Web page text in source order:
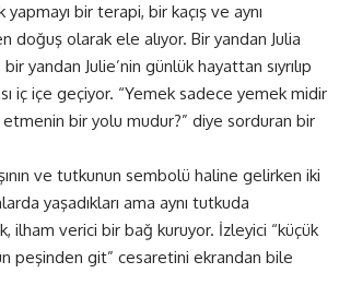
yapmayı bir terapi, bir kaçış ve aynı
doğuş olarak ele alıyor. Bir yandan Julia
bir yandan Julie’nin günlük hayattan sıyrılıp
iç içe geçiyor. “Yemek sadece yemek midir
bir yolu mudur?” diye sorduran bir
ve tutkunun sembolü haline gelirken iki
yaşadıkları ama aynı tutkuda
ilham verici bir bağ kuruyor. İzleyici “küçük
peşinden git” cesaretini ekrandan bile